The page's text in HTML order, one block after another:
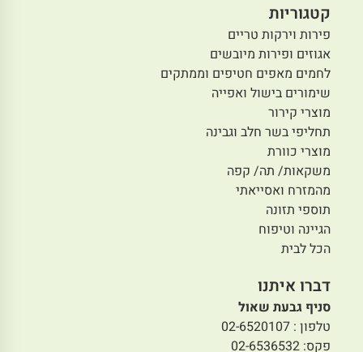
קטגוריות
פירות וירקות טריים
אגוזים ופירות מיובשים
לחמים מאפים חטיפים וממתקים
שימורים בישול ואפייה
מוצרי קירור
תחליפי בשר חלב וגבינה
מוצרי כוורת
משקאות/ תה/ קפה
מהמזרח ואסייאתי
תוספי תזונה
הגיינה וטיפוח
הכל לבית
דברו איתנו
סניף גבעת שאול
טלפון : 02-6520107
פקס: 02-6536532